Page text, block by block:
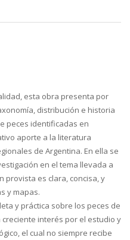
esta obra presenta por
distribución e historia
peces identificadas en
aporte a la literatura
de Argentina. En ella se
en el tema llevada a
provista es clara, concisa, y
y mapas.
y práctica sobre los peces de
interés por el estudio y
el cual no siempre recibe